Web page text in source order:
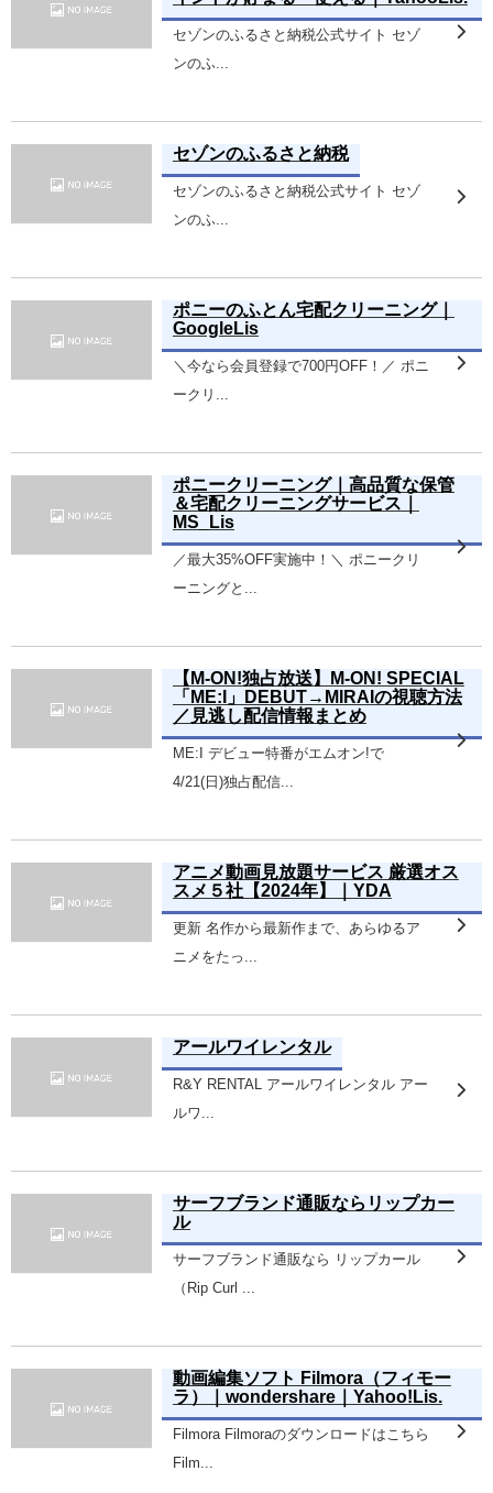
セゾンのふるさと納税公式サイト セゾ
ンのふ...
セゾンのふるさと納税
セゾンのふるさと納税公式サイト セゾ
ンのふ...
ポニーのふとん宅配クリーニング｜
GoogleLis
＼今なら会員登録で700円OFF！／ ポニ
ークリ...
ポニークリーニング｜高品質な保管
＆宅配クリーニングサービス｜
MS_Lis
／最大35%OFF実施中！＼ ポニークリ
ーニングと...
【M-ON!独占放送】M-ON! SPECIAL
「ME:I」DEBUT→MIRAIの視聴方法
／見逃し配信情報まとめ
ME:I デビュー特番がエムオン!で
4/21(日)独占配信...
アニメ動画見放題サービス 厳選オス
スメ５社【2024年】｜YDA
更新 名作から最新作まで、あらゆるア
ニメをたっ...
アールワイレンタル
R&Y RENTAL アールワイレンタル アー
ルワ...
サーフブランド通販ならリップカー
ル
サーフブランド通販なら リップカール
（Rip Curl ...
動画編集ソフト Filmora（フィモー
ラ）｜wondershare｜Yahoo!Lis.
Filmora Filmoraのダウンロードはこちら
Film...